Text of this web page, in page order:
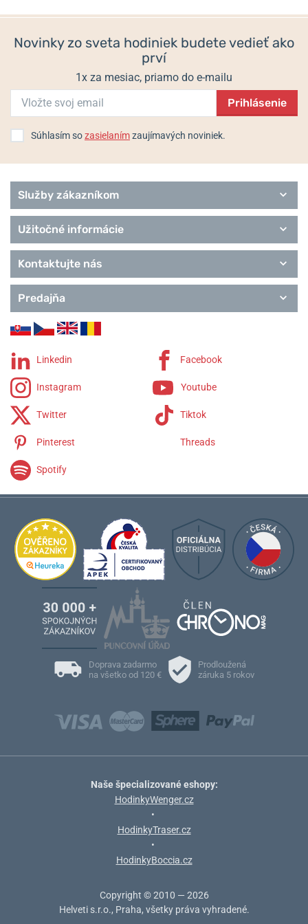
Diva
Executive
Pilot
Urbane
Remienky Davosa
Novinky zo sveta hodiniek budete vedieť ako
prví
1x za mesiac, priamo do e-mailu
Prihlásenie
Súhlasím sozasielanímzaujímavých noviniek.
Služby zákazníkom
Užitočné informácie
Kontaktujte nás
Predajňa
Linkedin Facebook
Instagram Youtube
Twitter Tiktok
Pinterest Threads
Spotify
Doprava zadarmo
na všetko od 120 €
Prodloužená
záruka 5 rokov
Naše špecializované eshopy:
HodinkyWenger.cz
•
HodinkyTraser.cz
•
HodinkyBoccia.cz
Copyright © 2010 — 2026
Helveti s.r.o., Praha, všetky práva vyhradené.